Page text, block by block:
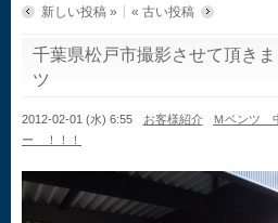
新しい投稿 » « 古い投稿
千葉県松戸市撮影させて頂き
ツ
2012-02-01 (水) 6:55 お客様紹介
Ｍベンツ
ー ！！！